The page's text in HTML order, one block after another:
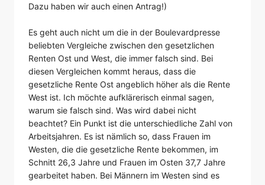
Dazu haben wir auch einen Antrag!)
Es geht auch nicht um die in der Boulevardpresse
beliebten Vergleiche zwischen den gesetzlichen
Renten Ost und West, die immer falsch sind. Bei
diesen Vergleichen kommt heraus, dass die
gesetzliche Rente Ost angeblich höher als die Rente
West ist. Ich möchte aufklärerisch einmal sagen,
warum sie falsch sind. Was wird dabei nicht
beachtet? Ein Punkt ist die unterschiedliche Zahl von
Arbeitsjahren. Es ist nämlich so, dass Frauen im
Westen, die die gesetzliche Rente bekommen, im
Schnitt 26,3 Jahre und Frauen im Osten 37,7 Jahre
gearbeitet haben. Bei Männern im Westen sind es